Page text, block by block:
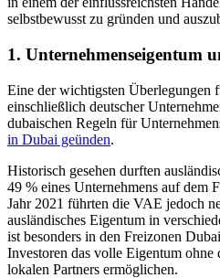
selbstbewusst zu gründen und
1. Unternehmenseigentum
Eine der wichtigsten Überlegungen
einschließlich deutscher
dubaischen Regeln für
in Dubai geünden.
Historisch gesehen durften
49 % eines Unternehmens auf dem
Jahr 2021 führten die VAE jedoch
ausländisches Eigentum in
ist besonders in den Freizonen
Investoren das volle Eigentum
lokalen Partners ermöglichen.